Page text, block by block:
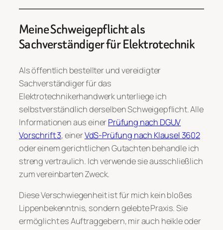
Meine Schweigepflicht als
Sachverständiger für Elektrotechnik
Als öffentlich bestellter und vereidigter
Sachverständiger für das
Elektrotechnikerhandwerk unterliege ich
selbstverständlich derselben Schweigepflicht. Alle
Informationen aus einerPrüfung nach DGUV
Vorschrift 3, einerVdS-Prüfung nach Klausel 3602
oder einem gerichtlichen Gutachten behandle ich
streng vertraulich. Ich verwende sie ausschließlich
zum vereinbarten Zweck.
Diese Verschwiegenheit ist für mich kein bloßes
Lippenbekenntnis, sondern gelebte Praxis. Sie
ermöglicht es Auftraggebern, mir auch heikle oder